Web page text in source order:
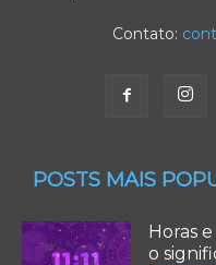
Contato:
POSTS MAIS
Horas
o